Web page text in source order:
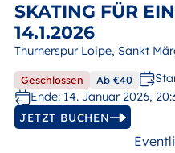
SKATING FÜR
14.1.2026
Thurnerspur Loipe, Sankt
Geschlossen Ab €40
Ende: 14. Januar 2026,
JETZT BUCHEN